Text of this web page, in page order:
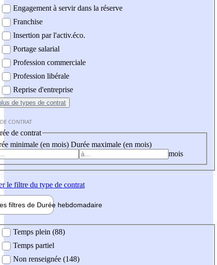
Engagement à servir dans la réserve
Franchise
Insertion par l'activ.éco.
Portage salarial
Profession commerciale
Profession libérale
Reprise d'entreprise
de types de contrat
CONTRAT
de contrat
minimale (en mois) Durée maximale (en mois)
mois
le filtre du type de contrat
filtres de Durée hebdomadaire
Temps plein (88)
Temps partiel
Non renseignée (148)